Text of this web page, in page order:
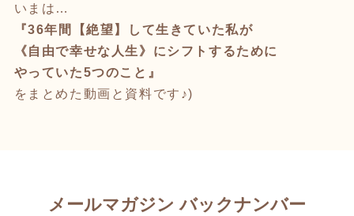
いまは…
『36年間【絶望】して生きていた私が
《自由で幸せな人生》にシフトするために
やっていた5つのこと』
をまとめた動画と資料です♪)
メールマガジン バックナンバー